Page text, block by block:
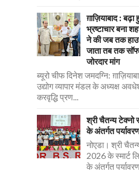
ग़ाज़ियाबाद :
भ्रष्टाचार बना
ने की जब तक
जाता तब तक
जोरदार मांग
ब्यूरो चीफ दिनेश जमदग्नि:
उद्योग व्यापार मंडल के अध्यक्ष
करवृद्धि प्रण...
श्री चैतन्य टेक्नो
के अंतर्गत
नोएडा। श्री
2026 के स्मार्ट
के अंतर्गत